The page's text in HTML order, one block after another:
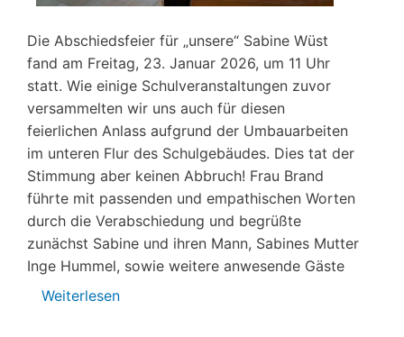
Die Abschiedsfeier für „unsere“ Sabine Wüst
fand am Freitag, 23. Januar 2026, um 11 Uhr
statt. Wie einige Schulveranstaltungen zuvor
versammelten wir uns auch für diesen
feierlichen Anlass aufgrund der Umbauarbeiten
im unteren Flur des Schulgebäudes. Dies tat der
Stimmung aber keinen Abbruch! Frau Brand
führte mit passenden und empathischen Worten
durch die Verabschiedung und begrüßte
zunächst Sabine und ihren Mann, Sabines Mutter
Inge Hummel, sowie weitere anwesende Gäste
Weiterlesen